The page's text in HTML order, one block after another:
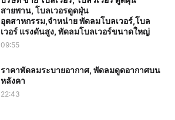
สายพาน, โบลเวอรดูดฝุ่น
อุตสาหกรรม,จำหน่าย พัดลมโบลเวอร์,โบล
เวอร์ แรงดันสูง, พัดลมโบลเวอร์ขนาดใหญ่
09:55
ราคาพัดลมระบายอากาศ, พัดลมดูดอากาศบน
หลังคา
22:43